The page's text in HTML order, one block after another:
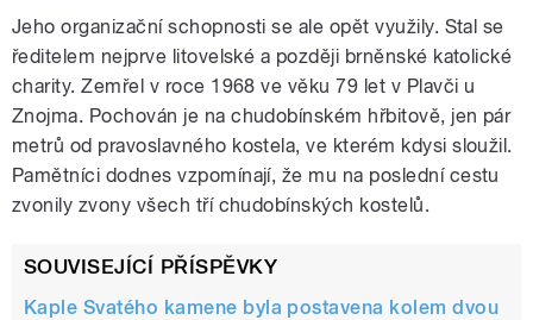
Jeho organizační schopnosti se ale opět využily. Stal se
ředitelem nejprve litovelské a později brněnské katolické
charity. Zemřel v roce 1968 ve věku 79 let v Plavči u
Znojma. Pochován je na chudobínském hřbitově, jen pár
metrů od pravoslavného kostela, ve kterém kdysi sloužil.
Pamětníci dodnes vzpomínají, že mu na poslední cestu
zvonily zvony všech tří chudobínských kostelů.
SOUVISEJÍCÍ PŘÍSPĚVKY
Kaple Svatého kamene byla postavena kolem dvou